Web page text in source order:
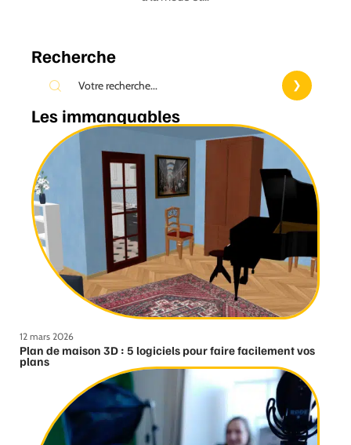
Recherche
Les immanquables
12 mars 2026
Plan de maison 3D : 5 logiciels pour faire facilement vos
plans